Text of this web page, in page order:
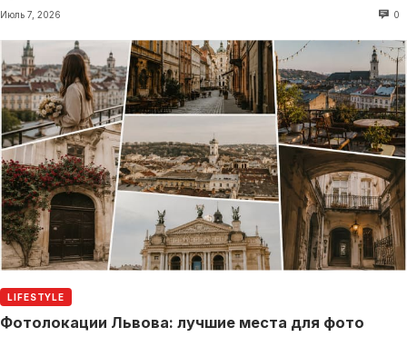
Июль 7, 2026 0
LIFESTYLE
Фотолокации Львова: лучшие места для фото